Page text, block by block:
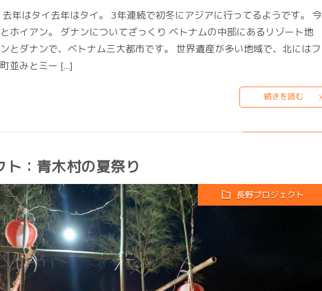
年はタイ去年はタイ。 3年連続で初冬にアジアに行ってるようです。 今
ホイアン。 ダナンについてざっくり ベトナムの中部にあるリゾート地
とダナンで、ベトナム三大都市です。 世界遺産が多い地域で、北にはフ
並みとミー […]
続きを読む
ト：青木村の夏祭り
長野プロジェクト